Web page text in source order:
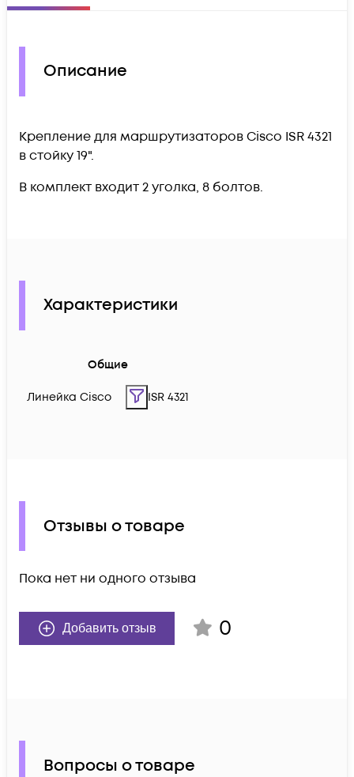
Описание
Крепление для маршрутизаторов Cisco ISR 4321
в стойку 19".
В комплект входит 2 уголка, 8 болтов.
Характеристики
Общие
Линейка Cisco ISR 4321
Отзывы о товаре
Пока нет ни одного отзыва
Добавить отзыв 0
Вопросы о товаре